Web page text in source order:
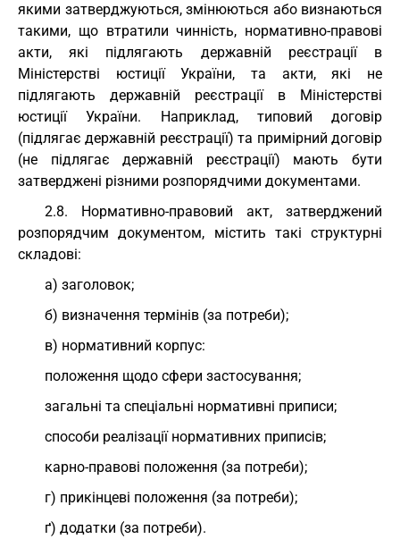
якими затверджуються, змінюються або визнаються
такими, що втратили чинність, нормативно-правові
акти, які підлягають державній реєстрації в
Міністерстві юстиції України, та акти, які не
підлягають державній реєстрації в Міністерстві
юстиції України. Наприклад, типовий договір
(підлягає державній реєстрації) та примірний договір
(не підлягає державній реєстрації) мають бути
затверджені різними розпорядчими документами.
2.8. Нормативно-правовий акт, затверджений
розпорядчим документом, містить такі структурні
складові:
а) заголовок;
б) визначення термінів (за потреби);
в) нормативний корпус:
положення щодо сфери застосування;
загальні та спеціальні нормативні приписи;
способи реалізації нормативних приписів;
карно-правові положення (за потреби);
г) прикінцеві положення (за потреби);
ґ) додатки (за потреби).